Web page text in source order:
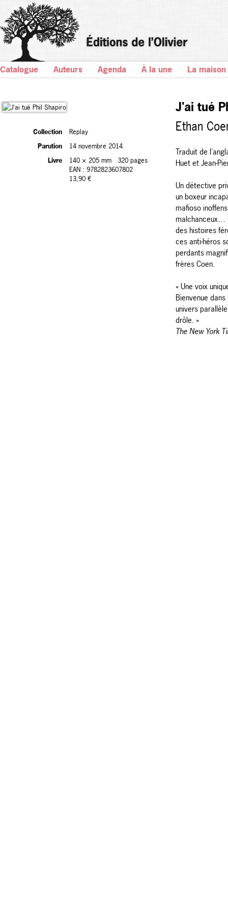
Catalogue Auteurs Agenda À la une La maison
Collection
Replay
Parution
14 novembre 2014
Livre
140 × 205 mm
320 pages
EAN : 9782823607802
13,90 €
J'ai tué
Ethan
Traduit de
Huet et Jean-
Un détective
un boxeur
mafioso
malchanceux…
des histoires
ces anti-héros
perdants
frères Coen.
« Une voix
Bienvenue
univers
drôle. »
The New York